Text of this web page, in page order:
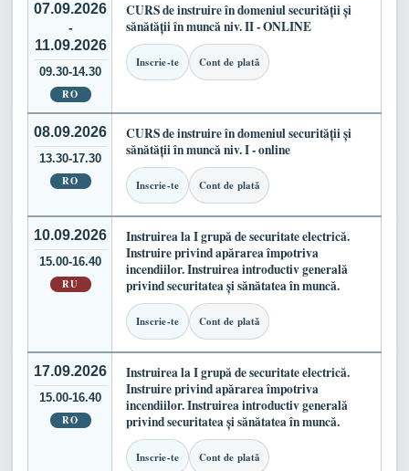
07.09.2026
-
11.09.2026
09.30-14.30
RO
CURS de instruire în domeniul securității și
sănătății în muncă niv. II - ONLINE
Inscrie-te Cont de plată
08.09.2026
13.30-17.30
RO
CURS de instruire în domeniul securității și
sănătății în muncă niv. I - online
Inscrie-te Cont de plată
10.09.2026
15.00-16.40
RU
Instruirea la I grupă de securitate electrică.
Instruire privind apărarea împotriva
incendiilor. Instruirea introductiv generală
privind securitatea și sănătatea în muncă.
Inscrie-te Cont de plată
17.09.2026
15.00-16.40
RO
Instruirea la I grupă de securitate electrică.
Instruire privind apărarea împotriva
incendiilor. Instruirea introductiv generală
privind securitatea și sănătatea în muncă.
Inscrie-te Cont de plată